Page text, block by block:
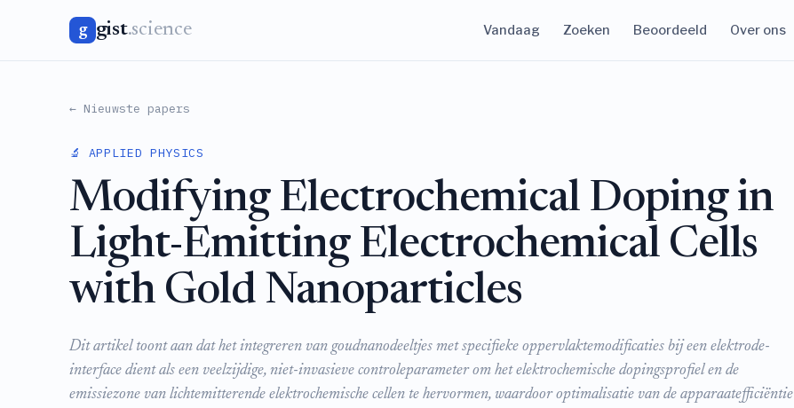
g gist.science Vandaag Zoeken Beoordeeld Over ons
← Nieuwste papers
🔬 APPLIED PHYSICS
Modifying Electrochemical Doping in
Light-Emitting Electrochemical Cells
with Gold Nanoparticles
Dit artikel toont aan dat het integreren van goudnanodeeltjes met specifieke oppervlaktemodificaties bij een elektrode-
interface dient als een veelzijdige, niet-invasieve controleparameter om het elektrochemische dopingsprofiel en de
emissiezone van lichtemitterende elektrochemische cellen te hervormen, waardoor optimalisatie van de apparaatefficiëntie